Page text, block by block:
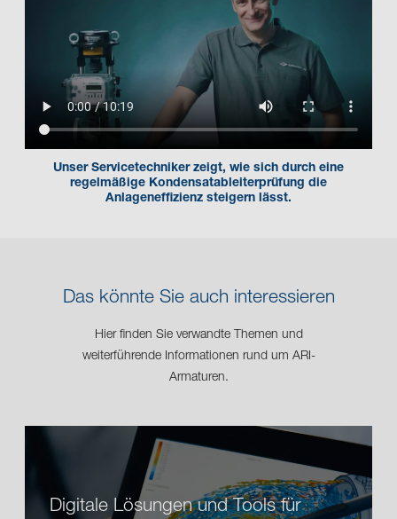
Unser Servicetechniker zeigt, wie sich durch eine
regelmäßige Kondensatableiterprüfung die
Anlageneffizienz steigern lässt.
Das könnte Sie auch interessieren
Hier finden Sie verwandte Themen und
weiterführende Informationen rund um ARI-
Armaturen.
Digitale Lösungen und Tools für